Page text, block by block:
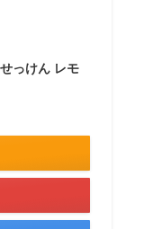
っけん レモ